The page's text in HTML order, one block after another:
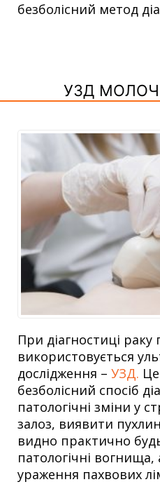
безболісний метод
УЗД
При діагностиці раку
використовується
дослідження – УЗД.
безболісний спосіб
патологічні зміни у
залоз, виявити
видно практично
патологічні
ураження пахвових